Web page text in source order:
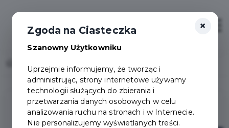
×
Zgoda na Ciasteczka
Szanowny Użytkowniku
Uprzejmie informujemy, że tworząc i
administrując, strony internetowe używamy
technologii służących do zbierania i
przetwarzania danych osobowych w celu
analizowania ruchu na stronach i w Internecie.
Nie personalizujemy wyświetlanych treści.